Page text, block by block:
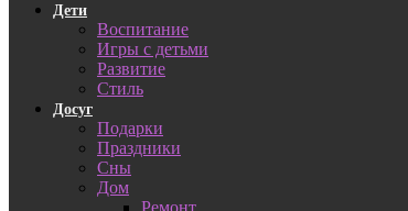
Дети
Воспитание
Игры с детьми
Развитие
Стиль
Досуг
Подарки
Праздники
Сны
Дом
Ремонт